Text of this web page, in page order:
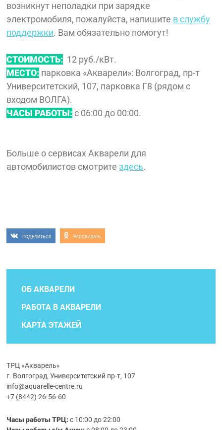
возникнут неполадки при зарядке
электромобиля, пожалуйста, напишите в службу
поддержки. Вам обязательно помогут!
СТОИМОСТЬ: 12 руб./кВт.
МЕСТО: парковка «Акварели»: Волгоград, пр-т
Университетский, 107, парковка Г8 (рядом с
входом ВОЛГА).
ЧАСЫ РАБОТЫ: с 06:00 до 00:00.
Больше о сервисах Акварели для
автомобилистов смотритездесь.
ПОДЕЛИТЬСЯ РАССКАЗАТЬ
ОБ АКВАРЕЛИ
РАБОТА В АКВАРЕЛИ
КАРТА ЭТАЖЕЙ
ТРЦ «Акварель»
г. Волгоград, Университетский пр-т, 107
info@aquarelle-centre.ru
+7 (8442) 26-56-60
Часы работы ТРЦ:с 10:00 до 22:00